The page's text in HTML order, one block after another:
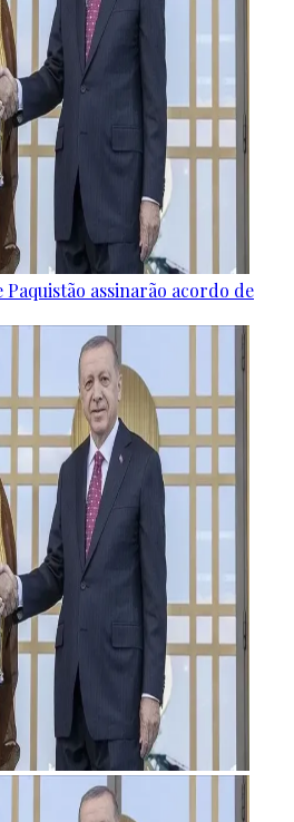
assinarão acordo de